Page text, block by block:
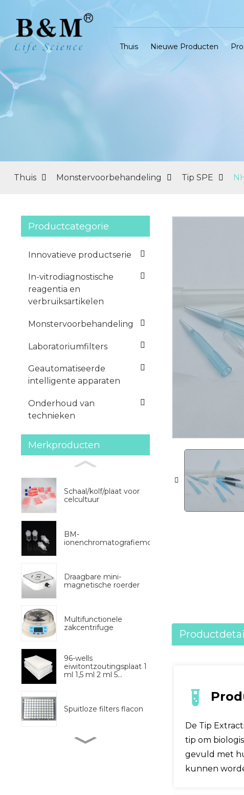
Thuis Nieuwe Producten
Thuis Monstervoorbehandeling Tip SPE
Productcategorie
Innovatieve productserie
In-vitrodiagnostische
reagentia en
verbruiksartikelen
Monstervoorbehandeling
Laboratoriumfilters
Geautomatiseerde
intelligente apparaten
Onderhoud van
technieken
Merkproducten
Schaal/kolf/plaat voor
celcultuur
BM-
Draagbare mini-
magnetische roerder
Multifunctionele
zakcentrifuge
96-wells
eiwitontzoutingsplaat 1
ml 1,5 ml 2 ml 5...
Spuitloze filters flacon
Volledig
De Tip
tip om
gevuld met
kunnen